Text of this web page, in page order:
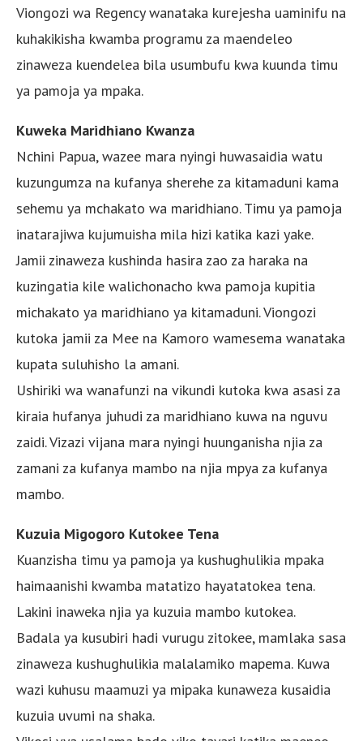
Viongozi wa Regency wanataka kurejesha uaminifu na
kuhakikisha kwamba programu za maendeleo
zinaweza kuendelea bila usumbufu kwa kuunda timu
ya pamoja ya mpaka.
Kuweka Maridhiano Kwanza
Nchini Papua, wazee mara nyingi huwasaidia watu
kuzungumza na kufanya sherehe za kitamaduni kama
sehemu ya mchakato wa maridhiano. Timu ya pamoja
inatarajiwa kujumuisha mila hizi katika kazi yake.
Jamii zinaweza kushinda hasira zao za haraka na
kuzingatia kile walichonacho kwa pamoja kupitia
michakato ya maridhiano ya kitamaduni. Viongozi
kutoka jamii za Mee na Kamoro wamesema wanataka
kupata suluhisho la amani.
Ushiriki wa wanafunzi na vikundi kutoka kwa asasi za
kiraia hufanya juhudi za maridhiano kuwa na nguvu
zaidi. Vizazi vijana mara nyingi huunganisha njia za
zamani za kufanya mambo na njia mpya za kufanya
mambo.
Kuzuia Migogoro Kutokee Tena
Kuanzisha timu ya pamoja ya kushughulikia mpaka
haimaanishi kwamba matatizo hayatatokea tena.
Lakini inaweka njia ya kuzuia mambo kutokea.
Badala ya kusubiri hadi vurugu zitokee, mamlaka sasa
zinaweza kushughulikia malalamiko mapema. Kuwa
wazi kuhusu maamuzi ya mipaka kunaweza kusaidia
kuzuia uvumi na shaka.